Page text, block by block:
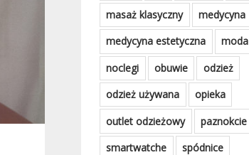
masaż klasyczny
medycyna
medycyna estetyczna
moda
noclegi
obuwie
odzież
odzież używana
opieka
outlet odzieżowy
paznokcie
smartwatche
spódnice